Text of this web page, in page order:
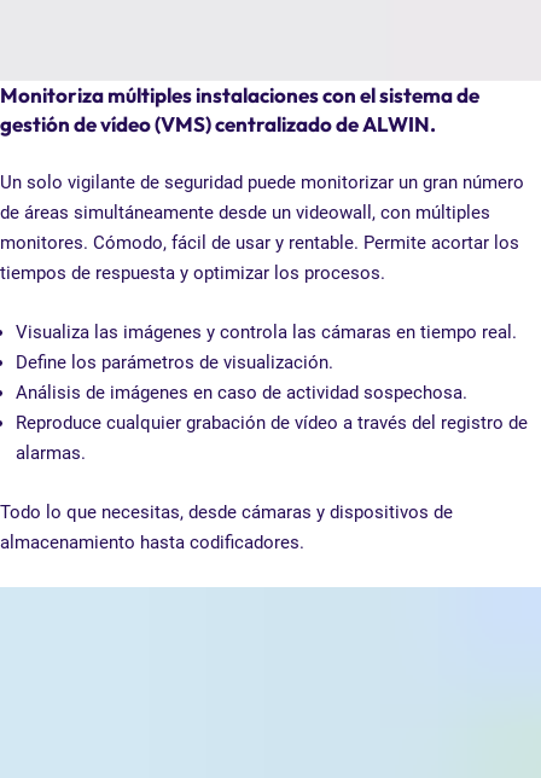
Monitoriza múltiples instalaciones con el sistema de
gestión de vídeo (VMS) centralizado de ALWIN.
Un solo vigilante de seguridad puede monitorizar un gran número
de áreas simultáneamente desde un videowall, con múltiples
monitores. Cómodo, fácil de usar y rentable. Permite acortar los
tiempos de respuesta y optimizar los procesos.
Visualiza las imágenes y controla las cámaras en tiempo real.
Define los parámetros de visualización.
Análisis de imágenes en caso de actividad sospechosa.
Reproduce cualquier grabación de vídeo a través del registro de
alarmas.
Todo lo que necesitas, desde cámaras y dispositivos de
almacenamiento hasta codificadores.